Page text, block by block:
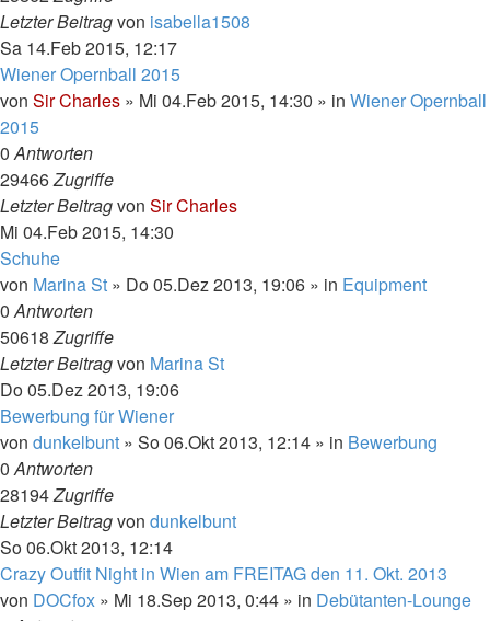
Letzter Beitragvon isabella1508
Sa 14.Feb 2015, 12:17
Wiener Opernball 2015
von Sir Charles » Mi 04.Feb 2015, 14:30 » in Wiener Opernball
2015
0Antworten
29466Zugriffe
Letzter Beitragvon Sir Charles
Mi 04.Feb 2015, 14:30
Schuhe
von Marina St » Do 05.Dez 2013, 19:06 » in Equipment
0Antworten
50618Zugriffe
Letzter Beitragvon Marina St
Do 05.Dez 2013, 19:06
Bewerbung für Wiener
von dunkelbunt » So 06.Okt 2013, 12:14 » in Bewerbung
0Antworten
28194Zugriffe
Letzter Beitragvon dunkelbunt
So 06.Okt 2013, 12:14
Crazy Outfit Night in Wien am FREITAG den 11. Okt. 2013
von DOCfox » Mi 18.Sep 2013, 0:44 » in Debütanten-Lounge